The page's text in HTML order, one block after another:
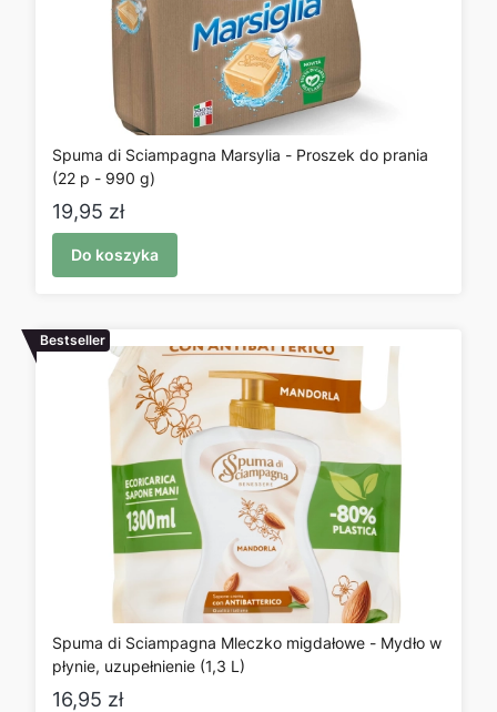
Spuma di Sciampagna Marsylia - Proszek do prania
(22 p - 990 g)
Cena
19,95 zł
Do koszyka
Bestseller
Spuma di Sciampagna Mleczko migdałowe - Mydło w
płynie, uzupełnienie (1,3 L)
Cena
16,95 zł